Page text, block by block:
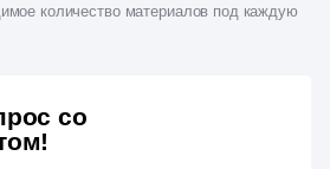
количество материалов под каждую
со